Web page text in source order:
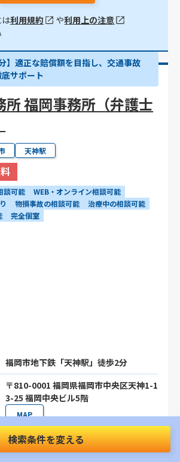
利用規約 や利用上の注意
】適正な賠償額を目指し、交通事故
サポート
所 福岡事務所（弁護士
天神駅
談可能
WEB・オンライン相談可能
物損事故の相談可能
治療中の相談可能
完全個室
福岡市地下鉄「天神駅」徒歩2分
〒810-0001 福岡県福岡市中央区天神1-1
3-25 福岡中央ビル5階
MAP
福岡県
検索条件を変える